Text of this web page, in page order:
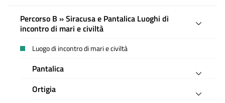
Percorso B » Siracusa e Pantalica Luoghi di
incontro di mari e civiltà
Luogo di incontro di mari e civiltà
Pantalica
Ortigia